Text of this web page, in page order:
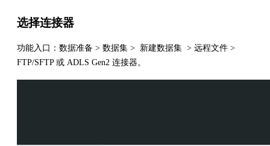
选择连接器
功能入口：数据准备 > 数据集 > 新建数据集 > 远程文件 >
FTP/SFTP 或 ADLS Gen2 连接器。